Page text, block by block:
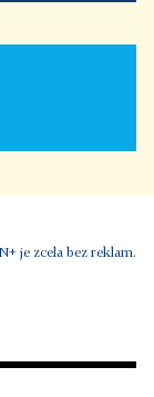
je zcela bez reklam.